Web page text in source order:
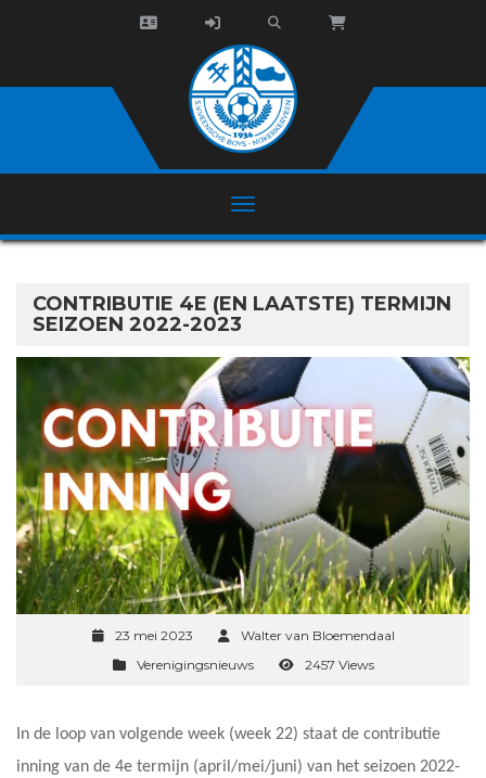
CONTRIBUTIE 4E (EN LAATSTE) TERMIJN
SEIZOEN 2022-2023
23 mei 2023
Walter van Bloemendaal
Verenigingsnieuws
2457 Views
In de loop van volgende week (week 22) staat de contributie
inning van de 4e termijn (april/mei/juni) van het seizoen 2022-